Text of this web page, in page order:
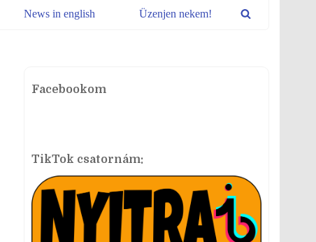
News in english Üzenjen nekem!
Facebookom
TikTok csatornám: